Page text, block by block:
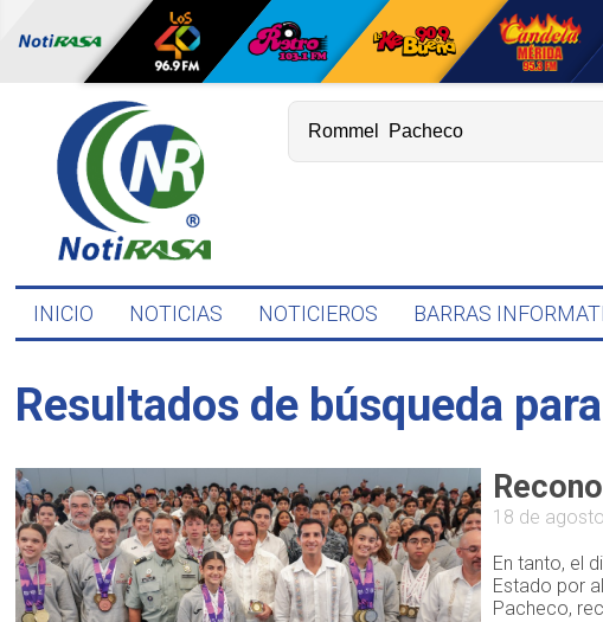
INICIO NOTICIAS NOTICIEROS BARRAS
Resultados de búsqueda para
18 de
En tanto, el
Estado por
Pacheco,